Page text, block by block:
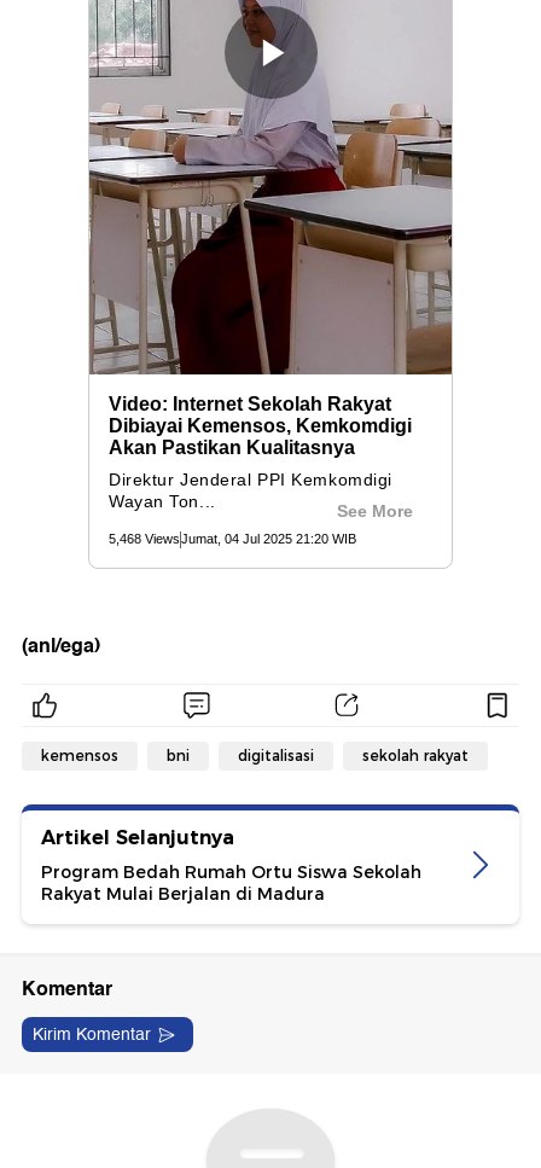
(anl/ega)
kemensos bni digitalisasi sekolah rakyat
Artikel Selanjutnya
Program Bedah Rumah Ortu Siswa Sekolah
Rakyat Mulai Berjalan di Madura